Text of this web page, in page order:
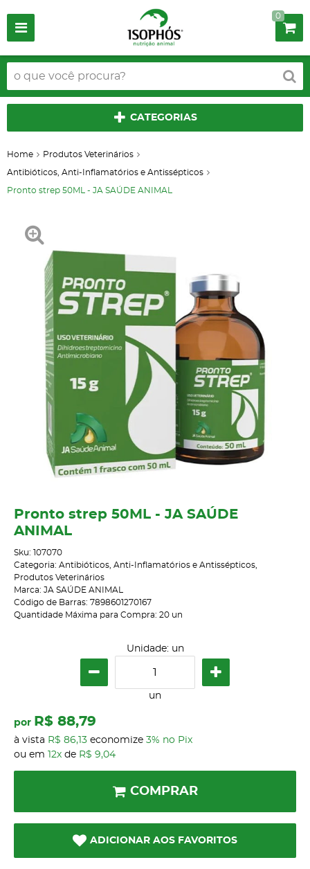
0
CATEGORIAS
Home Produtos Veterinários
Antibióticos, Anti-Inflamatórios e Antissépticos
Pronto strep 50ML - JA SAÚDE ANIMAL
Pronto strep 50ML - JA SAÚDE
ANIMAL
Sku: 107070
Categoria: Antibióticos, Anti-Inflamatórios e Antissépticos
Produtos Veterinários
Marca: JA SAÚDE ANIMAL
Código de Barras: 7898601270167
Quantidade Máxima para Compra: 20 un
Unidade: un
un
por R$ 88,79
à vista R$ 86,13 economize 3% no Pix
ou em
12x de R$ 9,04
COMPRAR
ADICIONAR AOS FAVORITOS